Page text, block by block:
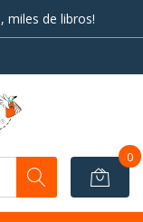
miles de libros!
0